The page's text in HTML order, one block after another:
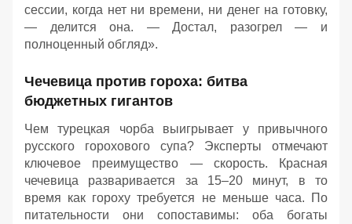
сессии, когда нет ни времени, ни денег на готовку,
— делится она. — Достал, разогрел — и
полноценный обгляд».
Чечевица против гороха: битва
бюджетных гигантов
Чем турецкая чорба выигрывает у привычного
русского горохового супа? Эксперты отмечают
ключевое преимущество — скорость. Красная
чечевица разваривается за 15–20 минут, в то
время как гороху требуется не меньше часа. По
питательности они сопоставимы: оба богаты